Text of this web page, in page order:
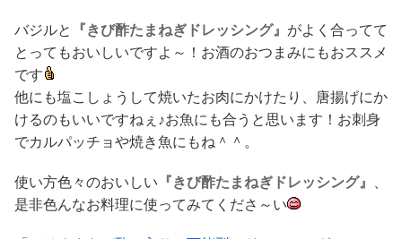
バジルと 『きび酢たまねぎドレッシング』 がよく合ってて
とってもおいしいですよ～！お酒のおつまみにもおススメ
です
他にも塩こしょうして焼いたお肉にかけたり、唐揚げにか
けるのもいいですねぇ♪お魚にも合うと思います！お刺身
でカルパッチョや焼き魚にもね＾＾。
使い方色々のおいしい 『きび酢たまねぎドレッシング』
是非色んなお料理に使ってみてくださ～い